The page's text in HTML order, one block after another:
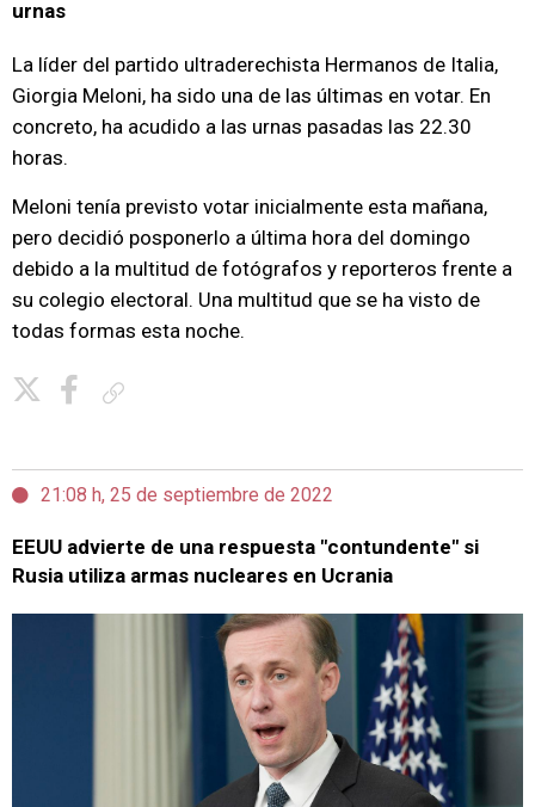
urnas
La líder del partido ultraderechista Hermanos de Italia,
Giorgia Meloni, ha sido una de las últimas en votar. En
concreto, ha acudido a las urnas pasadas las 22.30
horas.
Meloni tenía previsto votar inicialmente esta mañana,
pero decidió posponerlo a última hora del domingo
debido a la multitud de fotógrafos y reporteros frente a
su colegio electoral. Una multitud que se ha visto de
todas formas esta noche.
21:08 h, 25 de septiembre de 2022
EEUU advierte de una respuesta "contundente" si
Rusia utiliza armas nucleares en Ucrania